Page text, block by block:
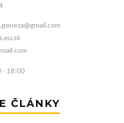
- 18:00
ČLÁNKY